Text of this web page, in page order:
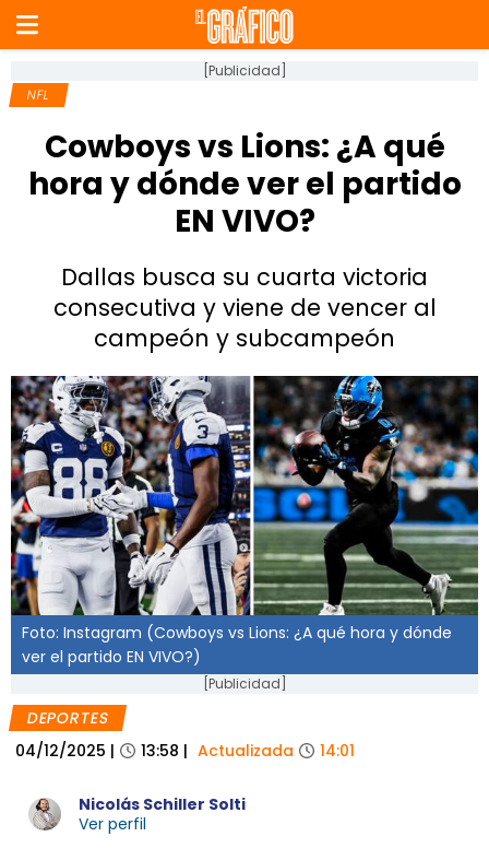
[Publicidad]
NFL
Cowboys vs Lions: ¿A qué
hora y dónde ver el partido
EN VIVO?
Dallas busca su cuarta victoria
consecutiva y viene de vencer al
campeón y subcampeón
Foto: Instagram (Cowboys vs Lions: ¿A qué hora y dónde
ver el partido EN VIVO?)
[Publicidad]
DEPORTES
04/12/2025 | 13:58 | Actualizada 14:01
Nicolás Schiller Solti
Ver perfil